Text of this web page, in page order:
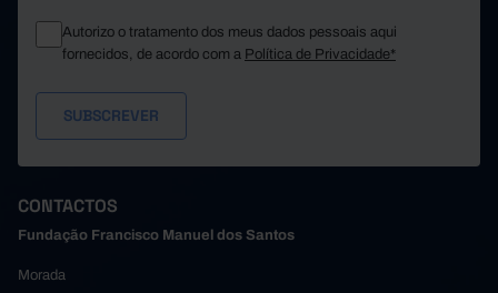
Autorizo o tratamento dos meus dados pessoais aqui
fornecidos, de acordo com a Política de Privacidade*
CONTACTOS
Fundação Francisco Manuel dos Santos
Morada